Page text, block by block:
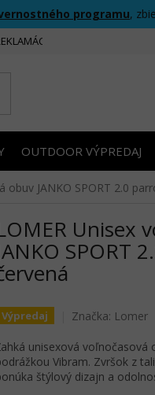
programu,
FORMULÁR
OUTDOOR VÝPREDAJ
obuv JANKO SPORT 2.0
Unisex
SPORT
Výpredaj Značka: Lomer
unisexová
Vibram. Zvršok z
štýlový dizajn a